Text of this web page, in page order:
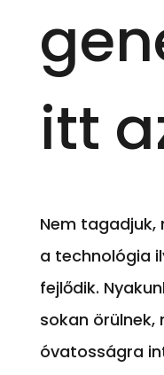
itt
Nem tagadjuk,
a technológia
fejlődik.
sokan örülnek,
óvatosságra